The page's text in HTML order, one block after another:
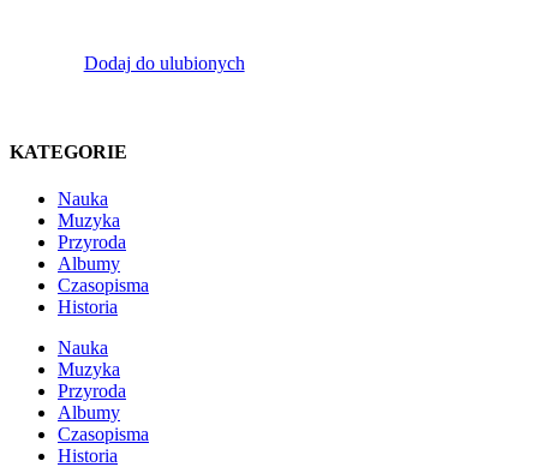
Dodaj do ulubionych
KATEGORIE
Nauka
Muzyka
Przyroda
Albumy
Czasopisma
Historia
Nauka
Muzyka
Przyroda
Albumy
Czasopisma
Historia